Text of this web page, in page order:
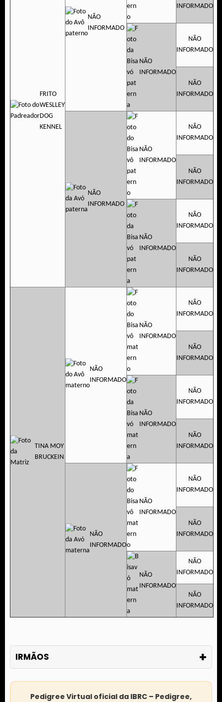
FRITO
WESLLEY
DOG
KENNEL
NÃO
INFORMADO
INFORMADO
NÃO
INFORMADO
NÃO
INFORMADO
NÃO
INFORMADO
NÃO
INFORMADO
NÃO
INFORMADO
NÃO
INFORMADO
NÃO
INFORMADO
NÃO
INFORMADO
NÃO
INFORMADO
NÃO
INFORMADO
TINA MOY
BRUCKEIN
NÃO
INFORMADO
NÃO
INFORMADO
NÃO
INFORMADO
NÃO
INFORMADO
NÃO
INFORMADO
NÃO
INFORMADO
NÃO
INFORMADO
NÃO
INFORMADO
NÃO
INFORMADO
NÃO
INFORMADO
NÃO
INFORMADO
NÃO
INFORMADO
NÃO
INFORMADO
NÃO
INFORMADO
IRMÃOS +
Pedigree Virtual oficial da IBRC – Pedigree,